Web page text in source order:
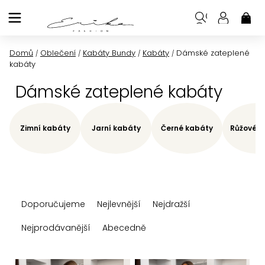
na
Domů / Oblečení / Kabáty Bundy / Kabáty / Dámské zateplené
kabáty
Dámské zateplené kabáty
Zimní kabáty Jarní kabáty Černé kabáty Růžové
aDoporučujeme Nejlevnější
Nejdražší
Nejprodávanější
Abecedně